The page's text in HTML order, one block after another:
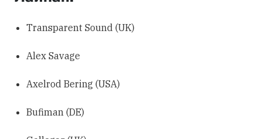
Transparent Sound (UK)
Alex Savage
Axelrod Bering (USA)
Bufiman (DE)